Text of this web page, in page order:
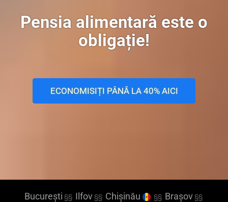
Pensia alimentară este o
obligație!
ECONOMISIȚI PÂNĂ LA 40% AICI
București §§ Ilfov§§ Chișinău §§ Brașov§§